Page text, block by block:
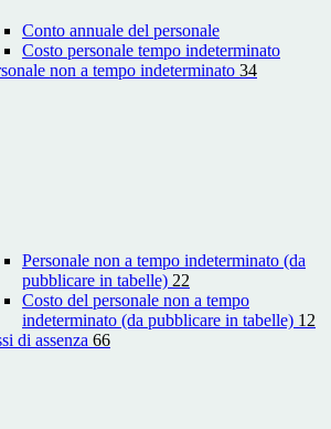
Conto annuale del personale
Costo personale tempo indeterminato
non a tempo indeterminato 34
Personale non a tempo indeterminato (da
pubblicare in tabelle) 22
Costo del personale non a tempo
indeterminato (da pubblicare in tabelle) 12
di assenza 66